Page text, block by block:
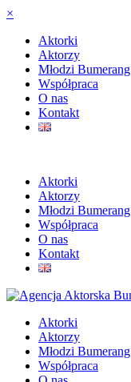
×
Aktorki
Aktorzy
Młodzi Bumerang
Współpraca
O nas
Kontakt
Aktorki
Aktorzy
Młodzi Bumerang
Współpraca
O nas
Kontakt
Aktorki
Aktorzy
Młodzi Bumerang
Współpraca